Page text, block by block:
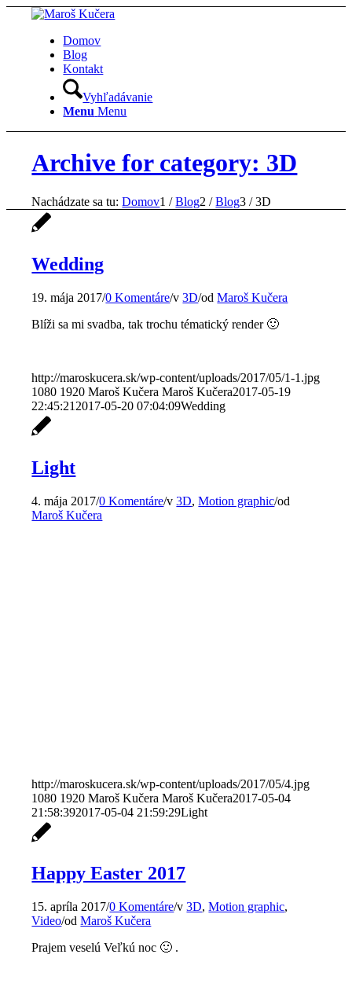
Domov
Blog
Kontakt
Vyhľadávanie
Menu Menu
Archive for category: 3D
Nachádzate sa tu: Domov1 / Blog2 / Blog3 / 3D
Wedding
19. mája 2017/0 Komentáre/v3D/odMaroš Kučera
Blíži sa mi svadba, tak trochu tématický render 🙂
http://maroskucera.sk/wp-content/uploads/2017/05/1-1.jpg
1080 1920 Maroš Kučera Maroš Kučera2017-05-19
22:45:21 2017-05-20 07:04:09Wedding
Light
4. mája 2017/0 Komentáre/v3D,Motion graphic/od
Maroš Kučera
http://maroskucera.sk/wp-content/uploads/2017/05/4.jpg
1080 1920 Maroš Kučera Maroš Kučera2017-05-04
21:58:392017-05-04 21:59:29Light
Happy Easter 2017
15. apríla 2017/0 Komentáre/v3D,Motion graphic,
Video/odMaroš Kučera
Prajem veselú Veľkú noc 🙂 .